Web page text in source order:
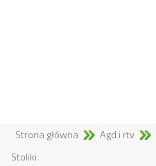
Strona główna Agd i rtv
Stoliki